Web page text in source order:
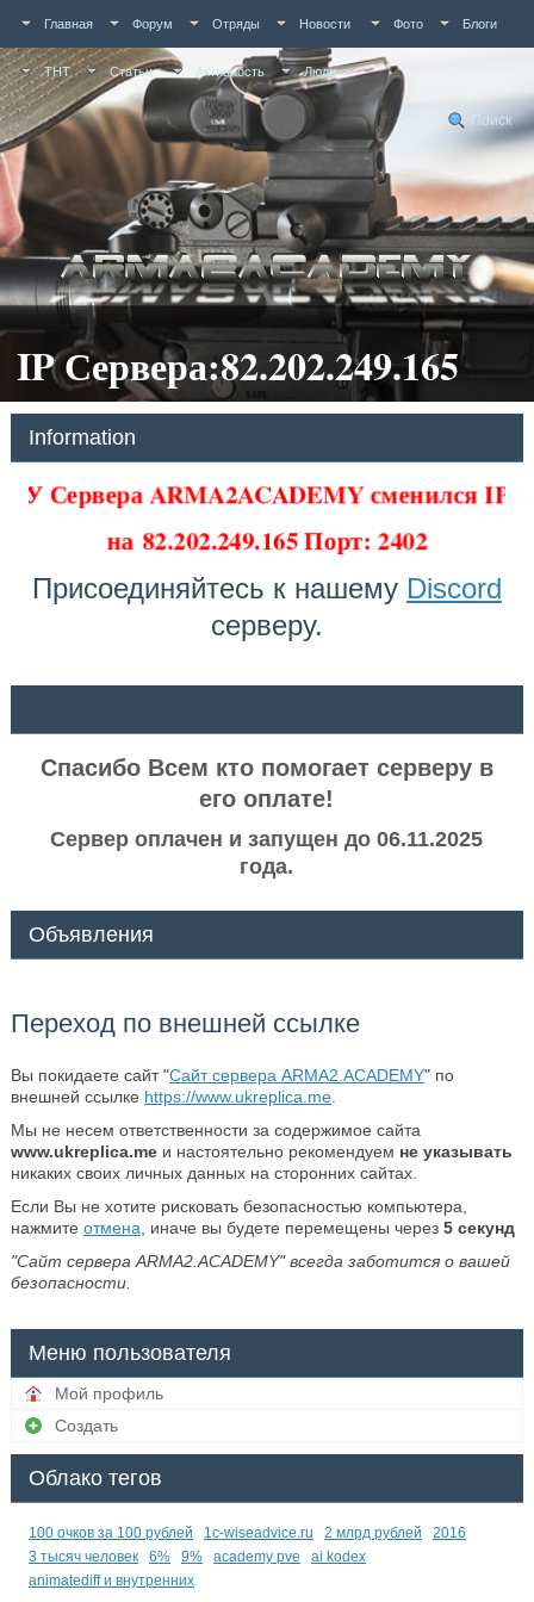
Главная Форум Отряды Новости Фото Блоги
ТНТ Статьи Активность Люди
Поиск
IP Сервера:82.202.249.165
Information
У Сервера ARMA2ACADEMY сменился IP
на 82.202.249.165 Порт: 2402
Присоединяйтесь к нашему Discord
серверу.
Спасибо Всем кто помогает серверу в
его оплате!
Сервер оплачен и запущен до 06.11.2025
года.
Объявления
Переход по внешней ссылке
Вы покидаете сайт "Сайт сервера ARMA2.ACADEMY" по
внешней ссылке https://www.ukreplica.me.
Мы не несем ответственности за содержимое сайта
www.ukreplica.meи настоятельно рекомендуем не указывать
никаких своих личных данных на сторонних сайтах.
Если Вы не хотите рисковать безопасностью компьютера,
нажмите отмена , иначе вы будете перемещены через 5секунд
"Сайт сервера ARMA2.ACADEMY" всегда заботится о вашей
безопасности.
Меню пользователя
Мой профиль
Создать
Облако тегов
100 очков за 100 рублей 1c-wiseadvice.ru 2 млрд рублей
2016
3 тысяч человек
6% 9% academy pve
ai kodex
animatediff и внутренних